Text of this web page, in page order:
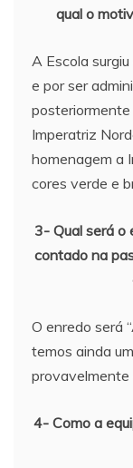
qual o
A Escola
e por ser
posteriormente
Imperatriz
homenagem a
cores verde e
3- Qual será o
contado na
O enredo será
temos ainda
4- Como a